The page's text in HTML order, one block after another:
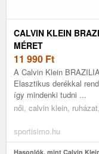
CALVIN KLEIN
MÉRET
11 990 Ft
A Calvin Klein
Elasztikus derékkal
így mindenki tudni ...
női, calvin klein,
sportisimo.hu
Hasonlók, mint Calvin